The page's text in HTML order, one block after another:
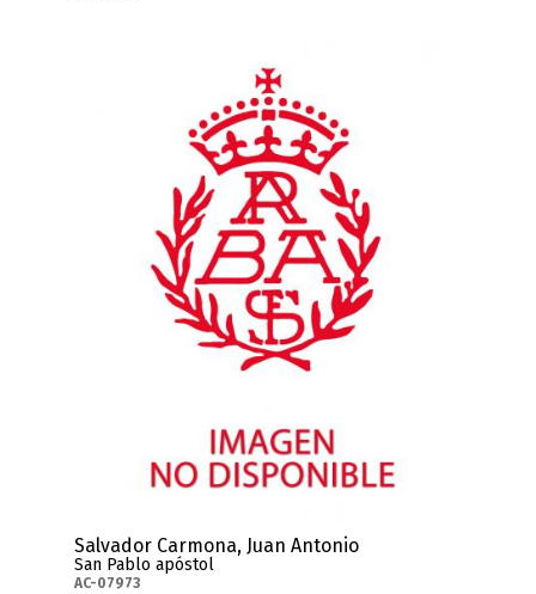
Salvador Carmona, Juan Antonio
San Pablo apóstol
AC-07973